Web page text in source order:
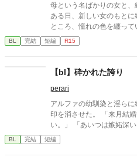
母という名ばかりの女と、
ある日、新しい女のもと
ところ、憧れの色を纏って
ガバースですが、活かしき
BL 完結 短編 R15
【bl】砕かれた誇り
perari
アルファの幼馴染と淫ら
印を消させた。 「来月結
い。」 「あいつは嫉妬深
ももう年頃の残り物のオ
アルファとお見合いするな
BL 完結 短編